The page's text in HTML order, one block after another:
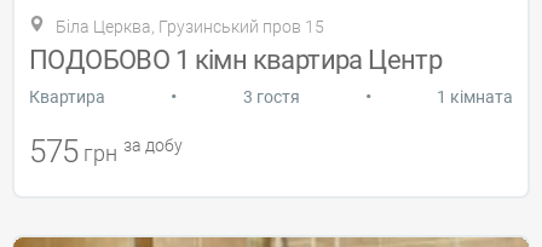
Біла Церква, Грузинський пров 15
ПОДОБОВО 1 кімн квартира Центр
Квартира • 3 гостя • 1 кімната
575 грн за добу